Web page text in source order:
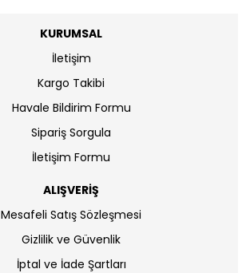
KURUMSAL
İletişim
Kargo Takibi
Havale Bildirim Formu
Sipariş Sorgula
İletişim Formu
ALIŞVERİŞ
Mesafeli Satış Sözleşmesi
Gizlilik ve Güvenlik
İptal ve İade Şartları